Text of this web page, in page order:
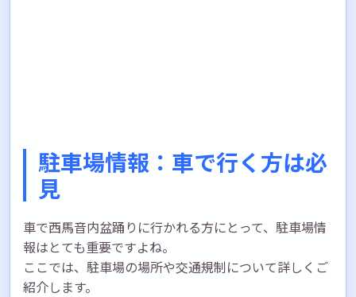
駐車場情報：車で行く方は必
見
車で西馬音内盆踊りに行かれる方にとって、駐車場情
報はとても重要ですよね。
ここでは、駐車場の場所や交通規制について詳しくご
紹介します。